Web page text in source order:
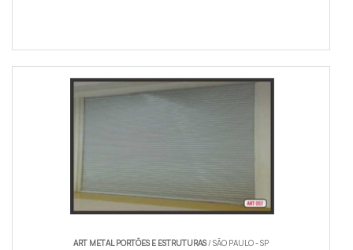
enrolar automáticassão a escolha ideal. Elas
oferecem conforto e segurança adicionais,
BENEFÍCIOS DAS PORTAS DE
ENROLAR
Segurança:Construa uma barreira eficaz contra
invasões.ART METAL PORTÕES E ESTRUTURAS/ SÃO PAULO - SP